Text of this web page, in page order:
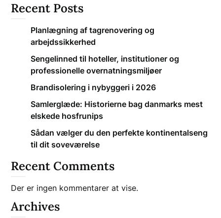
Recent Posts
Planlægning af tagrenovering og
arbejdssikkerhed
Sengelinned til hoteller, institutioner og
professionelle overnatningsmiljøer
Brandisolering i nybyggeri i 2026
Samlerglæde: Historierne bag danmarks mest
elskede hosfrunips
Sådan vælger du den perfekte kontinentalseng
til dit soveværelse
Recent Comments
Der er ingen kommentarer at vise.
Archives